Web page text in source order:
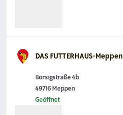
DAS FUTTERHAUS-Meppen
Borsigstraße 4b
49716 Meppen
Geöffnet